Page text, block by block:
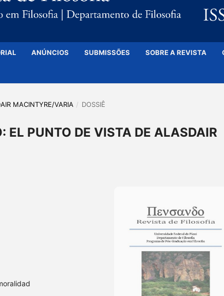
ANÚNCIOS SUBMISSÕES SOBRE A REVISTA
MACINTYRE/VARIA / DOSSIÊ
EL PUNTO DE VISTA DE ALASDAIR